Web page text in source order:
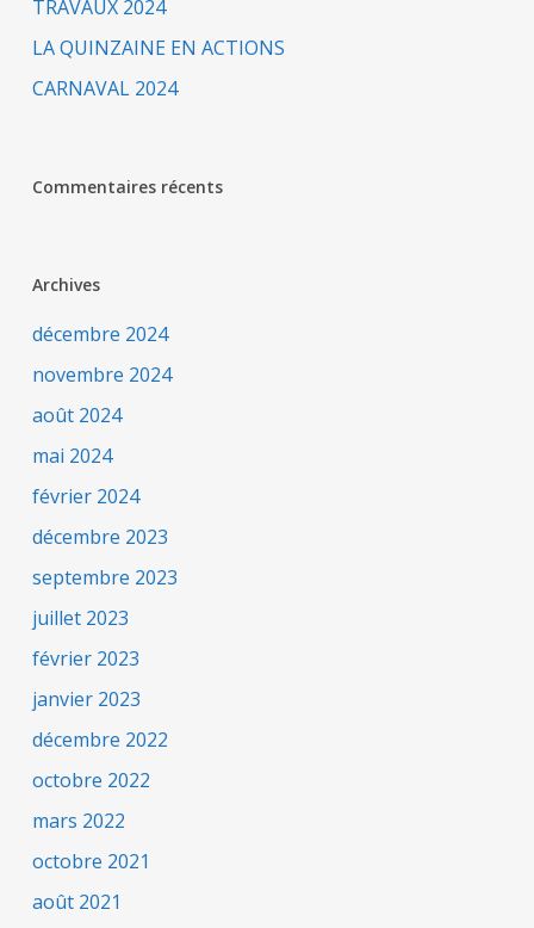
TRAVAUX 2024
LA QUINZAINE EN ACTIONS
CARNAVAL 2024
Commentaires récents
Archives
décembre 2024
novembre 2024
août 2024
mai 2024
février 2024
décembre 2023
septembre 2023
juillet 2023
février 2023
janvier 2023
décembre 2022
octobre 2022
mars 2022
octobre 2021
août 2021